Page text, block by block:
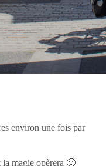
environ une fois par
la magie opèrera 🙂